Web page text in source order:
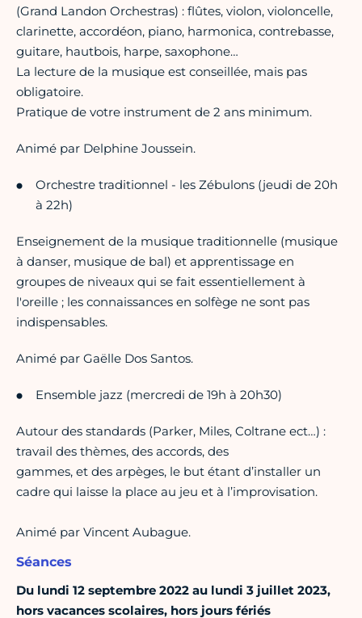
(Grand Landon Orchestras) : flûtes, violon, violoncelle,
clarinette, accordéon, piano, harmonica, contrebasse,
guitare, hautbois, harpe, saxophone…
La lecture de la musique est conseillée, mais pas
obligatoire.
Pratique de votre instrument de 2 ans minimum.
Animé par Delphine Joussein.
Orchestre traditionnel - les Zébulons (jeudi de 20h
à 22h)
Enseignement de la musique traditionnelle (musique
à danser, musique de bal) et apprentissage en
groupes de niveaux qui se fait essentiellement à
l'oreille ; les connaissances en solfège ne sont pas
indispensables.
Animé par Gaëlle Dos Santos.
Ensemble jazz (mercredi de 19h à 20h30)
Autour des standards (Parker, Miles, Coltrane ect…) :
travail des thèmes, des accords, des
gammes, et des arpèges, le but étant d’installer un
cadre qui laisse la place au jeu et à l’improvisation.
Animé par Vincent Aubague.
Séances
Du lundi 12 septembre 2022 au lundi 3 juillet 2023,
hors vacances scolaires, hors jours fériés